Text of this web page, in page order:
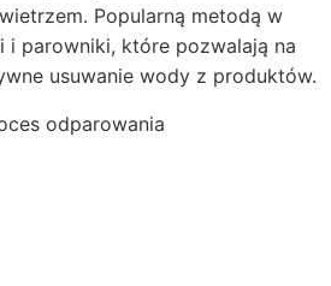
Popularną metodą w
i parowniki, które pozwalają na
usuwanie wody z produktów.